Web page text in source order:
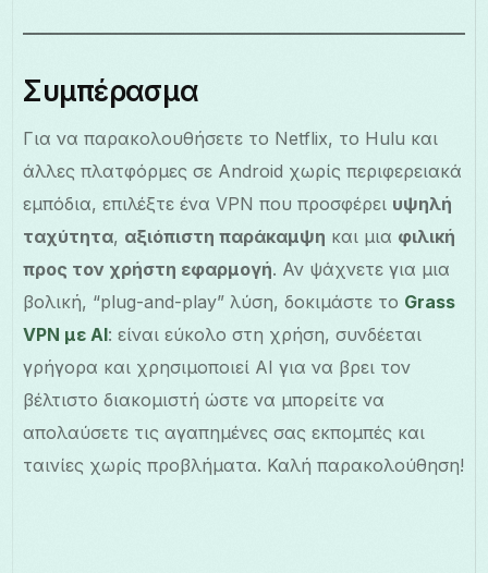
Συμπέρασμα
Για να παρακολουθήσετε το Netflix, το Hulu και
άλλες πλατφόρμες σε Android χωρίς περιφερειακά
εμπόδια, επιλέξτε ένα VPN που προσφέρει υψηλή
ταχύτητα, αξιόπιστη παράκαμψη και μια φιλική
προς τον χρήστη εφαρμογή. Αν ψάχνετε για μια
βολική, “plug-and-play” λύση, δοκιμάστε το Grass
VPN με AI: είναι εύκολο στη χρήση, συνδέεται
γρήγορα και χρησιμοποιεί AI για να βρει τον
βέλτιστο διακομιστή ώστε να μπορείτε να
απολαύσετε τις αγαπημένες σας εκπομπές και
ταινίες χωρίς προβλήματα. Καλή παρακολούθηση!